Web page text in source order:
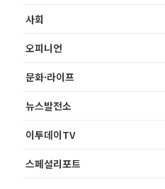
사회
오피니언
문화·라이프
뉴스발전소
이투데이TV
스페셜리포트